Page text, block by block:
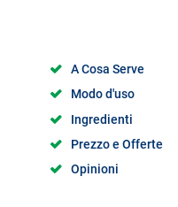
A Cosa Serve
Modo d'uso
Ingredienti
Prezzo e Offerte
Opinioni